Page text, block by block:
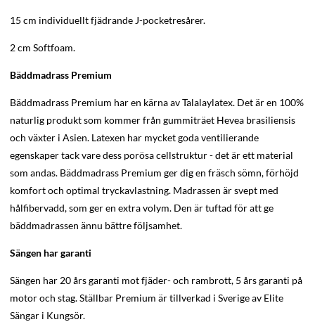
15 cm individuellt fjädrande J-pocketresårer.
2 cm Softfoam.
Bäddmadrass Premium
Bäddmadrass Premium har en kärna av Talalaylatex. Det är en 100%
naturlig produkt som kommer från gummiträet Hevea brasiliensis
och växter i Asien. Latexen har mycket goda ventilierande
egenskaper tack vare dess porösa cellstruktur - det är ett material
som andas. Bäddmadrass Premium ger dig en fräsch sömn, förhöjd
komfort och optimal tryckavlastning. Madrassen är svept med
hålfibervadd, som ger en extra volym. Den är tuftad för att ge
bäddmadrassen ännu bättre följsamhet.
Sängen har garanti
Sängen har 20 års garanti mot fjäder- och rambrott, 5 års garanti på
motor och stag. Ställbar Premium är tillverkad i Sverige av Elite
Sängar i Kungsör.